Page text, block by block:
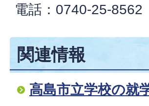
電話：0740-25-
関連情報
高島市立学校の就